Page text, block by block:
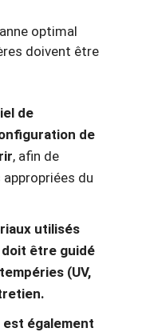
optimal
doivent être
de
de
, afin de
du
utilisés
doit être guidé
(UV,
également